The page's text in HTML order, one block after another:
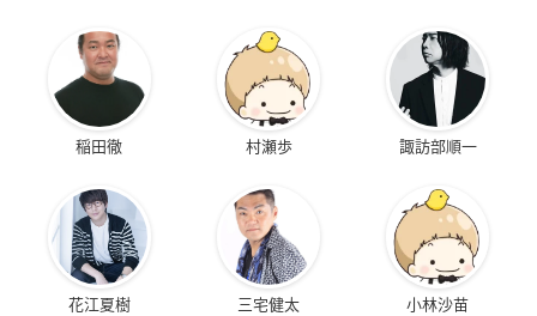
稲田徹 村瀬歩 諏訪部順一
花江夏樹 三宅健太 小林沙苗